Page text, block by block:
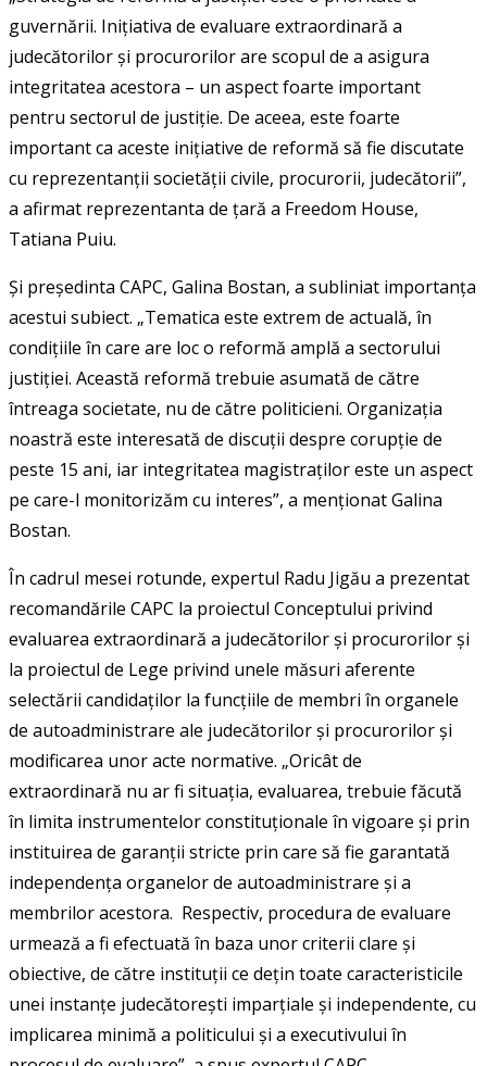
guvernării. Inițiativa de evaluare extraordinară a
judecătorilor și procurorilor are scopul de a asigura
integritatea acestora – un aspect foarte important
pentru sectorul de justiție. De aceea, este foarte
important ca aceste inițiative de reformă să fie discutate
cu reprezentanții societății civile, procurorii, judecătorii”,
a afirmat reprezentanta de țară a Freedom House,
Tatiana Puiu.
Și președinta CAPC, Galina Bostan, a subliniat importanța
acestui subiect. „Tematica este extrem de actuală, în
condițiile în care are loc o reformă amplă a sectorului
justiției. Această reformă trebuie asumată de către
întreaga societate, nu de către politicieni. Organizația
noastră este interesată de discuții despre corupție de
peste 15 ani, iar integritatea magistraților este un aspect
pe care-l monitorizăm cu interes”, a menționat Galina
Bostan.
În cadrul mesei rotunde, expertul Radu Jigău a prezentat
recomandările CAPC la proiectul Conceptului privind
evaluarea extraordinară a judecătorilor și procurorilor și
la proiectul de Lege privind unele măsuri aferente
selectării candidaților la funcțiile de membri în organele
de autoadministrare ale judecătorilor și procurorilor și
modificarea unor acte normative. „Oricât de
extraordinară nu ar fi situația, evaluarea, trebuie făcută
în limita instrumentelor constituționale în vigoare și prin
instituirea de garanții stricte prin care să fie garantată
independența organelor de autoadministrare și a
membrilor acestora. Respectiv, procedura de evaluare
urmează a fi efectuată în baza unor criterii clare și
obiective, de către instituții ce dețin toate caracteristicile
unei instanțe judecătorești imparțiale și independente, cu
implicarea minimă a politicului și a executivului în